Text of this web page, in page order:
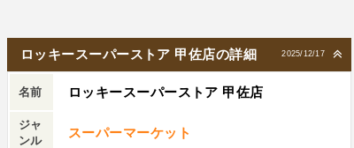
2025/12/17
ロッキースーパーストア 甲佐店の詳細
名前 ロッキースーパーストア 甲佐店
ジャ
ンル
スーパーマーケット